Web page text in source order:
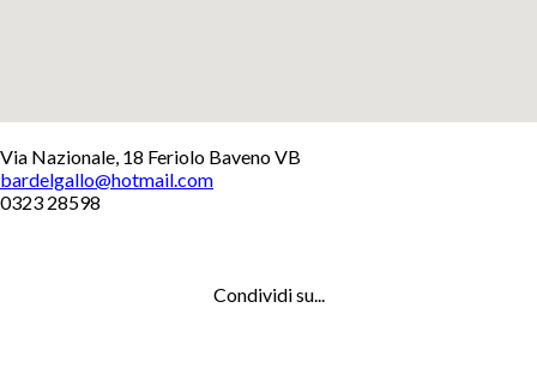
+
−
Via Nazionale, 18 Feriolo Baveno VB
bardelgallo@hotmail.com
0323 28598
Condividi su...